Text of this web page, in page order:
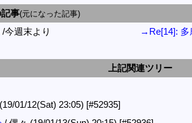
事(元になった記事)
/今週末より →Re[14]: 多
上記関連ツリー
01/12(Sat) 23:05) [#52935]